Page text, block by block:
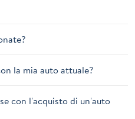
la mia auto attuale?
con l'acquisto di un'auto